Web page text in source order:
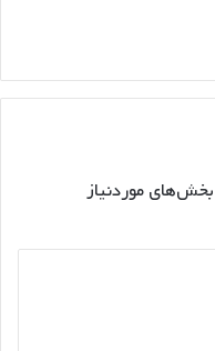
بخش‌های موردنیاز